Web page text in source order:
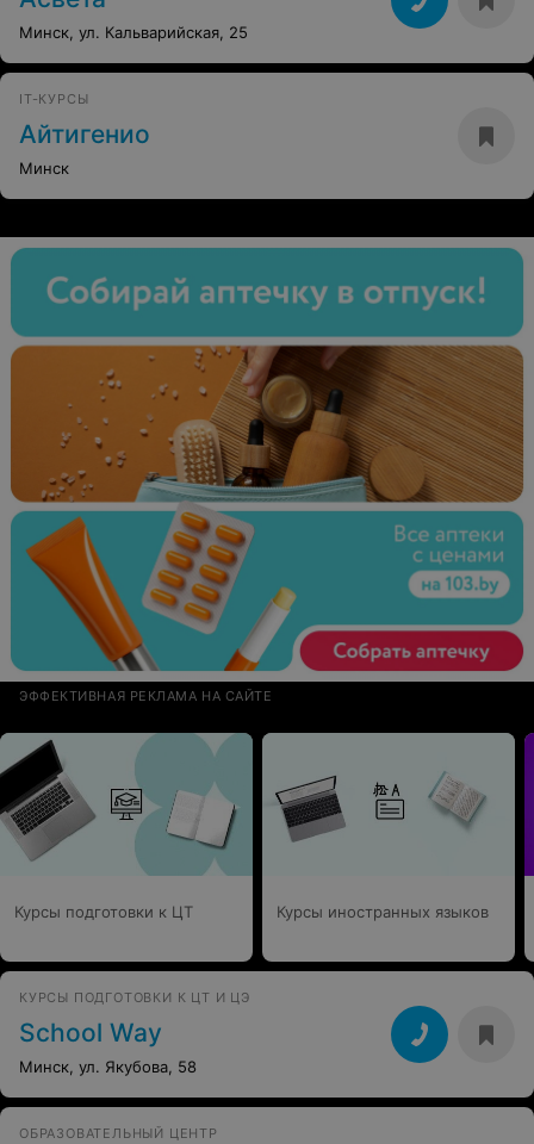
Минск, ул. Кальварийская, 25
IT-КУРСЫ
Айтигенио
Минск
ЭФФЕКТИВНАЯ РЕКЛАМА НА САЙТЕ
Курсы подготовки к ЦТ Курсы иностранных языков
КУРСЫ ПОДГОТОВКИ К ЦТ И ЦЭ
School Way
Минск, ул. Якубова, 58
ОБРАЗОВАТЕЛЬНЫЙ ЦЕНТР